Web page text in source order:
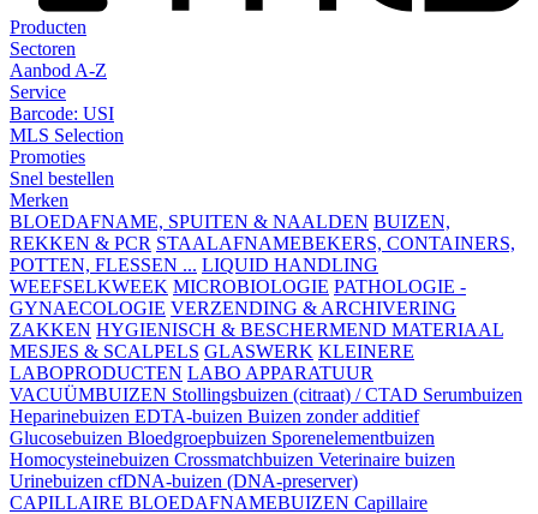
Producten
Sectoren
Aanbod A-Z
Service
Barcode: USI
MLS Selection
Promoties
Snel bestellen
Merken
BLOEDAFNAME, SPUITEN & NAALDEN BUIZEN,
REKKEN & PCR STAALAFNAMEBEKERS, CONTAINERS,
POTTEN, FLESSEN ... LIQUID HANDLING
WEEFSELKWEEK MICROBIOLOGIE PATHOLOGIE -
GYNAECOLOGIE VERZENDING & ARCHIVERING
ZAKKEN HYGIENISCH & BESCHERMEND MATERIAAL
MESJES & SCALPELS GLASWERK KLEINERE
LABOPRODUCTEN LABO APPARATUUR
VACUÜMBUIZEN Stollingsbuizen (citraat) / CTAD Serumbuizen
Heparinebuizen EDTA-buizen Buizen zonder additief
Glucosebuizen Bloedgroepbuizen Sporenelementbuizen
Homocysteinebuizen Crossmatchbuizen Veterinaire buizen
Urinebuizen cfDNA-buizen (DNA-preserver)
CAPILLAIRE BLOEDAFNAMEBUIZEN Capillaire